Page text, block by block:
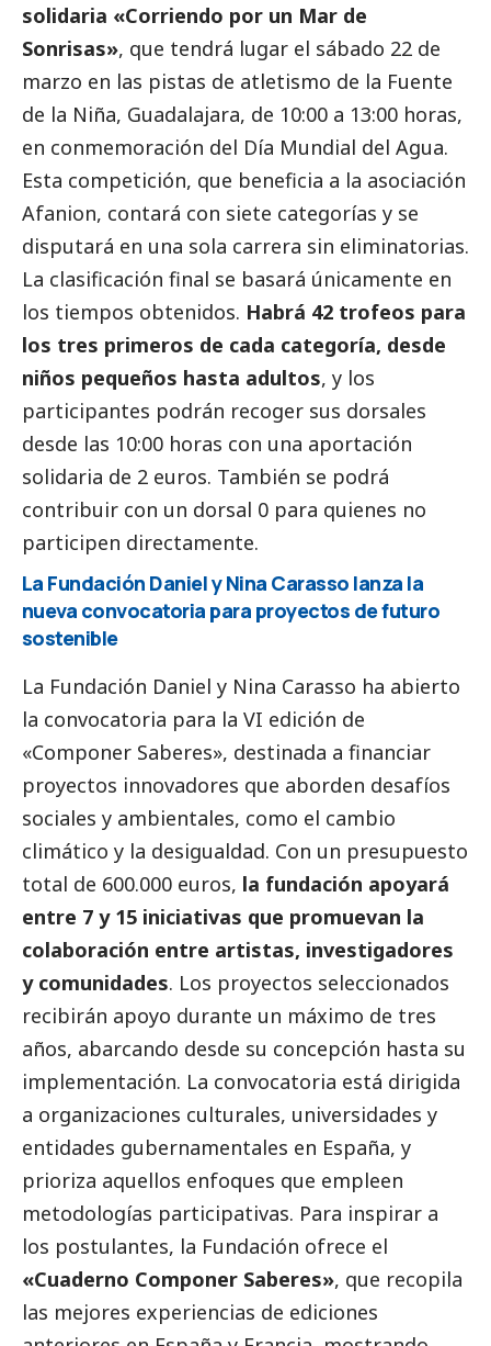
solidaria «Corriendo por un Mar de
Sonrisas», que tendrá lugar el sábado 22 de
marzo en las pistas de atletismo de la Fuente
de la Niña, Guadalajara, de 10:00 a 13:00 horas,
en conmemoración del Día Mundial del Agua.
Esta competición, que beneficia a la asociación
Afanion, contará con siete categorías y se
disputará en una sola carrera sin eliminatorias.
La clasificación final se basará únicamente en
los tiempos obtenidos. Habrá 42 trofeos para
los tres primeros de cada categoría, desde
niños pequeños hasta adultos, y los
participantes podrán recoger sus dorsales
desde las 10:00 horas con una aportación
solidaria de 2 euros. También se podrá
contribuir con un dorsal 0 para quienes no
participen directamente.
La Fundación Daniel y Nina Carasso lanza la
nueva convocatoria para proyectos de futuro
sostenible
La Fundación Daniel y Nina Carasso ha abierto
la convocatoria para la VI edición de
«Componer Saberes», destinada a financiar
proyectos innovadores que aborden desafíos
sociales y ambientales, como el cambio
climático y la desigualdad. Con un presupuesto
total de 600.000 euros, la fundación apoyará
entre 7 y 15 iniciativas que promuevan la
colaboración entre artistas, investigadores
y comunidades. Los proyectos seleccionados
recibirán apoyo durante un máximo de tres
años, abarcando desde su concepción hasta su
implementación. La convocatoria está dirigida
a organizaciones culturales, universidades y
entidades gubernamentales en España, y
prioriza aquellos enfoques que empleen
metodologías participativas. Para inspirar a
los postulantes, la Fundación ofrece el
«Cuaderno Componer Saberes», que recopila
las mejores experiencias de ediciones